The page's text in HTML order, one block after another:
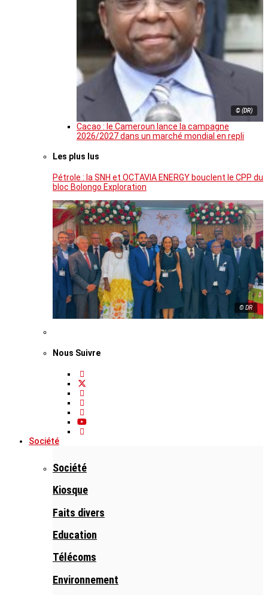
© (DR)
Cacao : le Cameroun lance la campagne
2026/2027 dans un marché mondial en repli
Les plus lus
Pétrole : la SNH et OCTAVIA ENERGY bouclent le CPP du
bloc Bolongo Exploration
© DR
Nous Suivre
Société
Société
Kiosque
Faits divers
Education
Télécoms
Environnement